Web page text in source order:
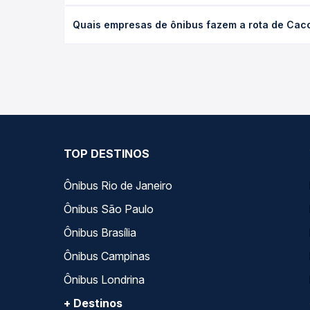
antecedência da compra. Na Quero Passagem
Quais empresas de ônibus fazem a rota de
TOP DESTINOS
Ônibus Rio de Janeiro
Ônibus São Paulo
Ônibus Brasília
Ônibus Campinas
Ônibus Londrina
+ Destinos